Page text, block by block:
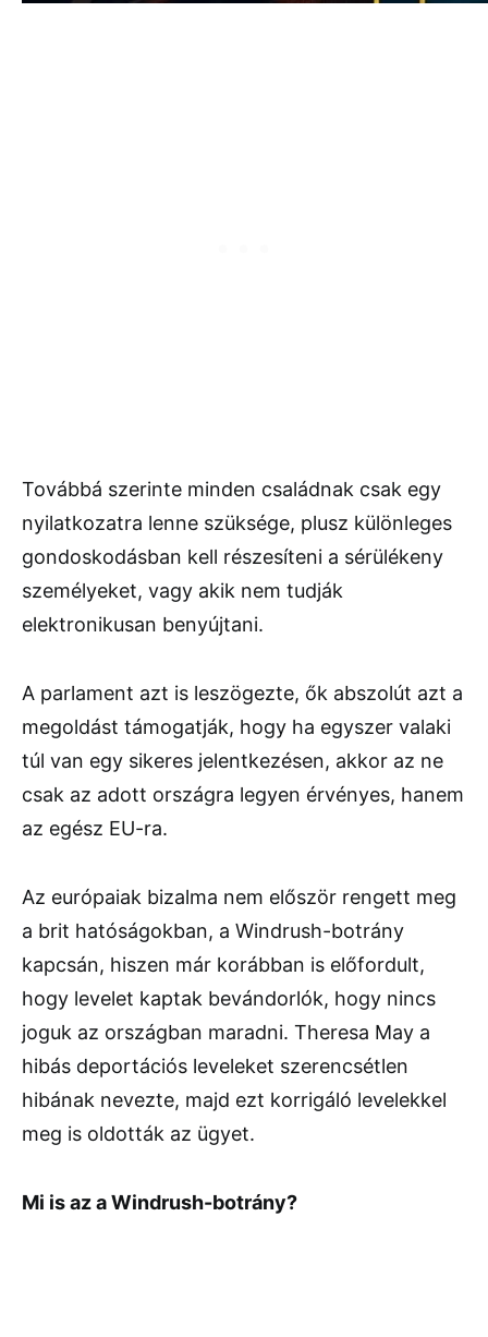
Továbbá szerinte minden családnak csak egy
nyilatkozatra lenne szüksége, plusz különleges
gondoskodásban kell részesíteni a sérülékeny
személyeket, vagy akik nem tudják
elektronikusan benyújtani.
A parlament azt is leszögezte, ők abszolút azt a
megoldást támogatják, hogy ha egyszer valaki
túl van egy sikeres jelentkezésen, akkor az ne
csak az adott országra legyen érvényes, hanem
az egész EU-ra.
Az európaiak bizalma nem először rengett meg
a brit hatóságokban, a Windrush-botrány
kapcsán, hiszen már korábban is előfordult,
hogy levelet kaptak bevándorlók, hogy nincs
joguk az országban maradni. Theresa May a
hibás deportációs leveleket szerencsétlen
hibának nevezte, majd ezt korrigáló levelekkel
meg is oldották az ügyet.
Mi is az a Windrush-botrány?